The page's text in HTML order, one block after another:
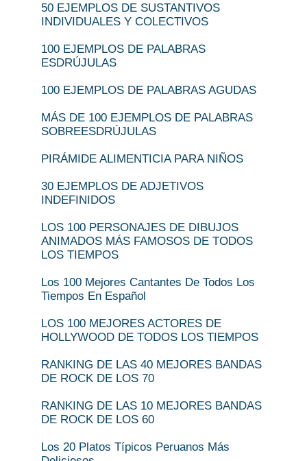
50 EJEMPLOS DE SUSTANTIVOS
INDIVIDUALES Y COLECTIVOS
100 EJEMPLOS DE PALABRAS
ESDRÚJULAS
100 EJEMPLOS DE PALABRAS AGUDAS
MÁS DE 100 EJEMPLOS DE PALABRAS
SOBREESDRÚJULAS
PIRÁMIDE ALIMENTICIA PARA NIÑOS
30 EJEMPLOS DE ADJETIVOS
INDEFINIDOS
LOS 100 PERSONAJES DE DIBUJOS
ANIMADOS MÁS FAMOSOS DE TODOS
LOS TIEMPOS
Los 100 Mejores Cantantes De Todos Los
Tiempos En Español
LOS 100 MEJORES ACTORES DE
HOLLYWOOD DE TODOS LOS TIEMPOS
RANKING DE LAS 40 MEJORES BANDAS
DE ROCK DE LOS 70
RANKING DE LAS 10 MEJORES BANDAS
DE ROCK DE LOS 60
Los 20 Platos Típicos Peruanos Más